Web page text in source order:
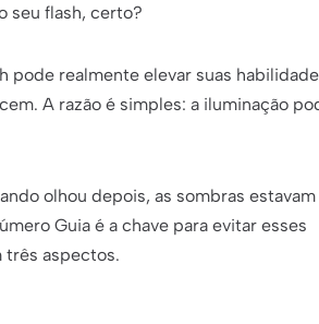
seu flash, certo?
pode realmente elevar suas
A razão é simples: a iluminação
olhou depois, as sombras
Guia é a chave para evitar esses
três aspectos.